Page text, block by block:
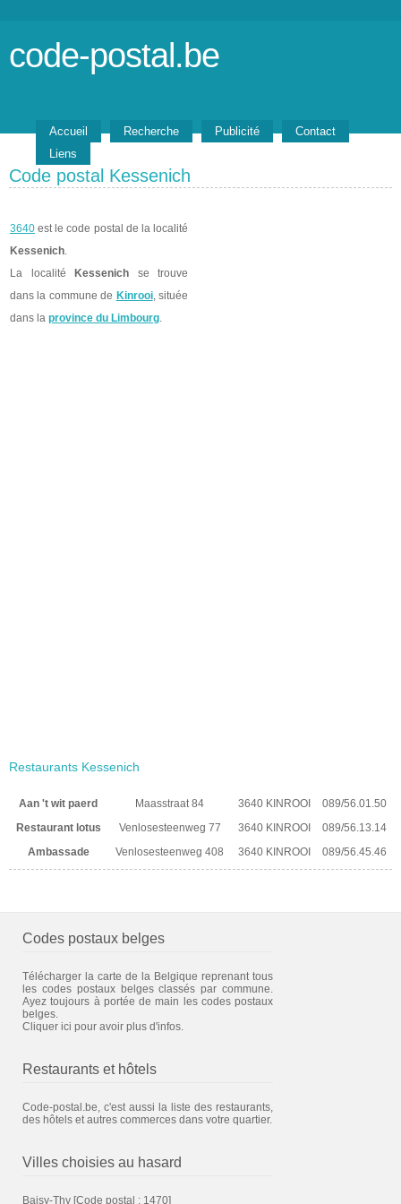
code-postal.be
Accueil Recherche Publicité
Contact
Liens
Code postal Kessenich
3640 est le code postal de la localité
Kessenich.
La localité
Kessenich se trouve
dans la commune de Kinrooi, située
dans la province du Limbourg.
Restaurants Kessenich
Aan 't wit paerd Maasstraat 84 3640 KINROOI
089/56.01.50
Restaurant lotus
Venlosesteenweg 77 3640 KINROOI
089/56.13.14
Ambassade
Venlosesteenweg 408 3640 KINROOI 089/56.45.46
Codes postaux belges
Télécharger la carte de la Belgique reprenant tous
les codes postaux belges classés par commune.
Ayez toujours à portée de main les codes postaux
belges.
Cliquer ici pour avoir plus d'infos.
Restaurants et hôtels
Code-postal.be, c'est aussi la liste des restaurants,
des hôtels et autres commerces dans votre quartier.
Villes choisies au hasard
Baisy-Thy [Code postal : 1470]